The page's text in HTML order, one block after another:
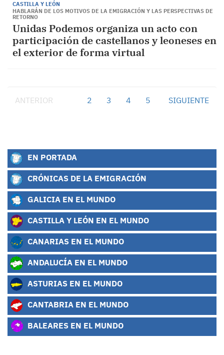
CASTILLA Y LEÓN
HABLARÁN DE LOS MOTIVOS DE LA EMIGRACIÓN Y LAS PERSPECTIVAS DE
RETORNO
Unidas Podemos organiza un acto con
participación de castellanos y leoneses en
el exterior de forma virtual
ANTERIOR 2 3 4 5 SIGUIENTE
EN PORTADA
CRÓNICAS DE LA EMIGRACIÓN
GALICIA EN EL MUNDO
CASTILLA Y LEÓN EN EL MUNDO
CANARIAS EN EL MUNDO
ANDALUCÍA EN EL MUNDO
ASTURIAS EN EL MUNDO
CANTABRIA EN EL MUNDO
BALEARES EN EL MUNDO